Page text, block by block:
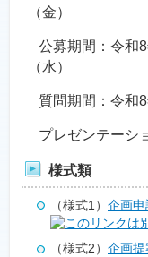
（金）
公募期間：令和
（水）
質問期間：令和8
プレゼンテーシ
様式類
（様式1） 企画申
（様式2） 企画提